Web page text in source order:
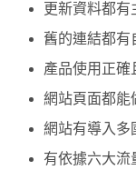
更新資料都有
舊的連結都有
產品使用正確
網站頁面都能
網站有導入多
有依據六大流